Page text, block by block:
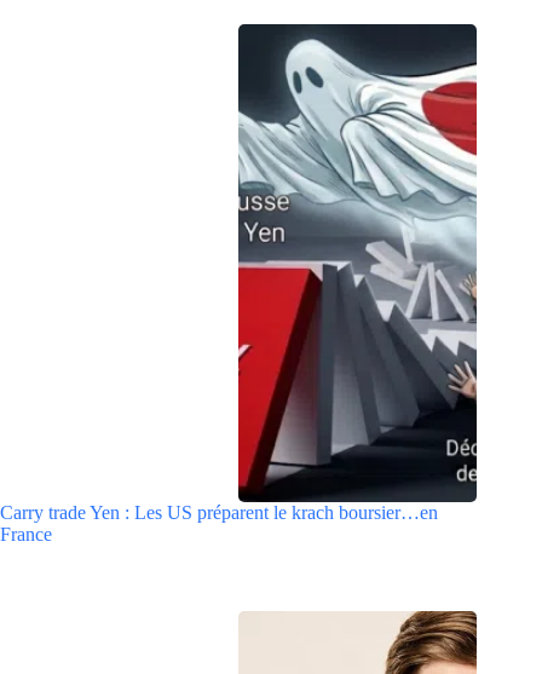
Carry trade Yen : Les US préparent le krach boursier…en
France